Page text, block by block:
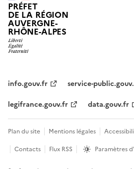
PRÉFET
DE LA RÉGION
AUVERGNE-
RHÔNE-ALPES
info.gouv.fr
service-
legifrance.gouv.fr
data.gouv.fr
Plan du site Mentions légales
Contacts
Flux RSS Paramètres